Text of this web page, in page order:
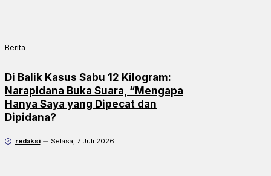
Berita
Di Balik Kasus Sabu 12 Kilogram:
Narapidana Buka Suara, “Mengapa
Hanya Saya yang Dipecat dan
Dipidana?
redaksi Selasa, 7 Juli 2026